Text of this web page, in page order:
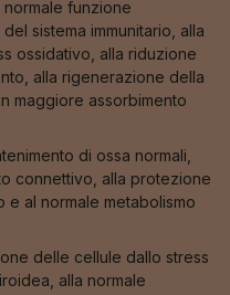
funzione
sistema immunitario, alla
ossidativo, alla riduzione
alla rigenerazione della
maggiore assorbimento
di ossa normali,
connettivo, alla protezione
al normale metabolismo
delle cellule dallo stress
alla normale